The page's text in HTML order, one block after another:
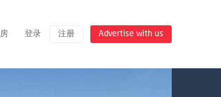
登录 注册 Advertise with us